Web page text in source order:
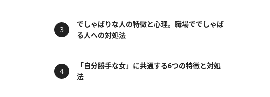
でしゃばりな人の特徴と心理。職場ででしゃば
る人への対処法
「自分勝手な女」に共通する6つの特徴と対処
法